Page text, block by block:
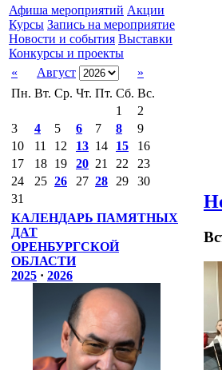
Афиша мероприятий Акции
Курсы Запись на мероприятие
Новости и события Выставки
Конкурсы и проекты
«
Август
»
Пн. Вт. Ср. Чт. Пт. Сб. Вс.
1
2
3
4 5 6 7 8
9
10
11 12 13 14 15
16
17
18 19 20 21 22
23
24
25 26 27 28 29
30
31
КАЛЕНДАРЬ ПАМЯТНЫХ
ДАТ
ОРЕНБУРГСКОЙ
ОБЛАСТИ
2025 · 2026